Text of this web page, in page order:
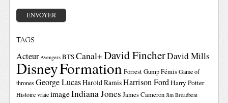
TAGS
Acteur Avengers BTSCanal+David FincherDavid Mills
DisneyFormationForrest GumpFémis Game of
thrones George LucasHarold RamisHarrison FordHarry Potter
Histoire vraie imageIndiana Jones James Cameron Jim Broadbent